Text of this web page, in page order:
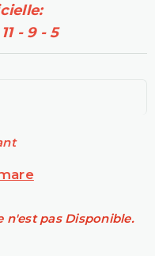
- 9 - 5
n'est pas Disponible.